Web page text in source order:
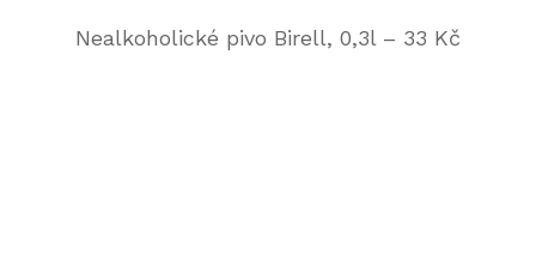
Nealkoholické pivo Birell, 0,3l – 33 Kč